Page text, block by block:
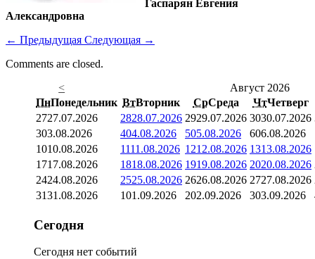
Гаспарян Евгения
Александровна
← Предыдущая Следующая →
Comments are closed.
<
Август 2026
ПнПонедельник ВтВторник СрСреда ЧтЧетверг
2727.07.2026 2828.07.2026 2929.07.2026 3030.07.2026
303.08.2026 404.08.2026 505.08.2026 606.08.2026
1010.08.2026 1111.08.2026 1212.08.2026 1313.08.2026
1717.08.2026 1818.08.2026 1919.08.2026 2020.08.2026
2424.08.2026 2525.08.2026 2626.08.2026 2727.08.2026
3131.08.2026 101.09.2026 202.09.2026 303.09.2026
Сегодня
Сегодня нет событий